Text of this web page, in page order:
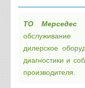
ТО Мерседес
дилерское
диагностики и
производителя.